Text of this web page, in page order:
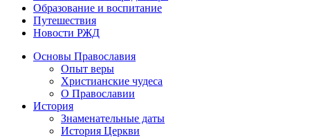
Образование и воспитание
Путешествия
Новости РЖД
Основы Православия
Опыт веры
Христианские чудеса
О Православии
История
Знаменательные даты
История Церкви